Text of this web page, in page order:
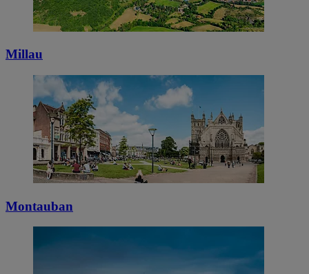
Millau
Montauban